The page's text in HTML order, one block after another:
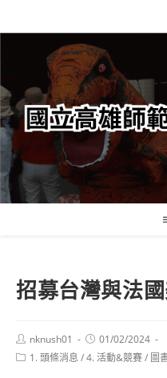
轉
要
內
容
招募台灣與法
Post
author:
nknush01
Post
published:
01/02/2024
Post1. 頭條消息 /4. 活動&競賽/ 圖